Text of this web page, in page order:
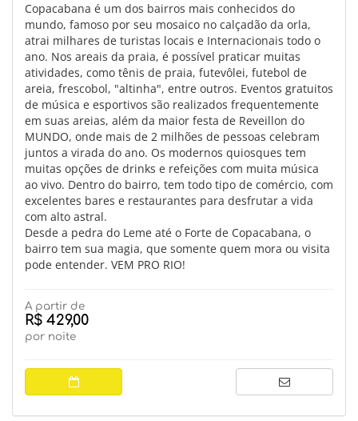
Copacabana é um dos bairros mais conhecidos do
mundo, famoso por seu mosaico no calçadão da orla,
atrai milhares de turistas locais e Internacionais todo o
ano. Nos areais da praia, é possível praticar muitas
atividades, como tênis de praia, futevôlei, futebol de
areia, frescobol, "altinha", entre outros. Eventos gratuitos
de música e esportivos são realizados frequentemente
em suas areias, além da maior festa de Reveillon do
MUNDO, onde mais de 2 milhões de pessoas celebram
juntos a virada do ano. Os modernos quiosques tem
muitas opções de drinks e refeições com muita música
ao vivo. Dentro do bairro, tem todo tipo de comércio, com
excelentes bares e restaurantes para desfrutar a vida
com alto astral.
Desde a pedra do Leme até o Forte de Copacabana, o
bairro tem sua magia, que somente quem mora ou visita
pode entender. VEM PRO RIO!
A partir de
R$ 429,00
por noite